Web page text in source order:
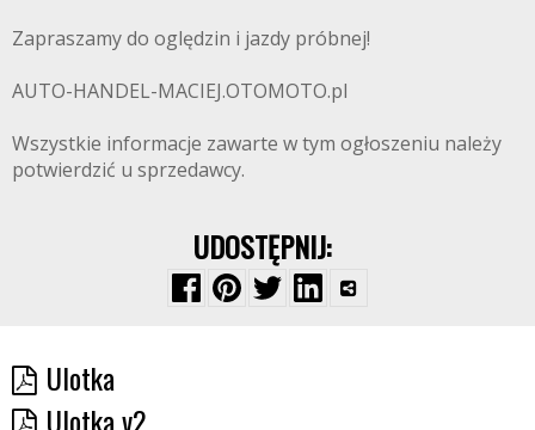
Zapraszamy do oględzin i jazdy próbnej!
AUTO-HANDEL-MACIEJ.OTOMOTO.pl
Wszystkie informacje zawarte w tym ogłoszeniu należy
potwierdzić u sprzedawcy.
UDOSTĘPNIJ:
Ulotka
Ulotka v2